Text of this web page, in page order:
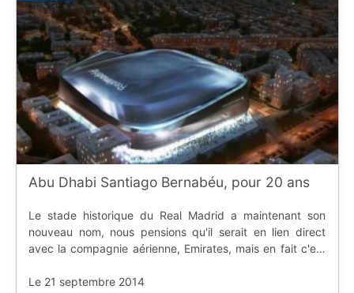
Abu Dhabi Santiago Bernabéu, pour 20 ans
Le stade historique du Real Madrid a maintenant son
nouveau nom, nous pensions qu'il serait en lien direct
avec la compagnie aérienne, Emirates, mais en fait c'est
Le 21 septembre 2014